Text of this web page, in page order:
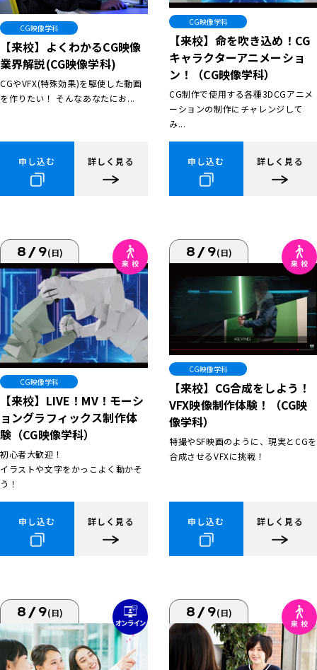
CG映像学科
【来校】よくわかるCG映像
業界解説(CG映像学科)
CGやVFX(特殊効果)を駆使した動画
を作りたい！ そんなあなたにお...
申し込む 詳しく見る
CG映像学科
【来校】命を吹き込め！CG
キャラクターアニメーショ
ン！（CG映像学科）
CG制作で使用する各種3DCGアニメ
ーションの制作にチャレンジして
み...
申し込む 詳しく見る
8/9(日)
CG映像学科
【来校】LIVE！MV！モーシ
ョングラフィックス制作体
験（CG映像学科）
初心者大歓迎！
イラストや文字をかっこよく動かそ
う！
申し込む 詳しく見る
8/9(日)
CG映像学科
【来校】CG合成をしよう！
VFX映像制作体験！（CG映
像学科）
特撮やSF映画のように、現実とCGを
合成させるVFXに挑戦！
申し込む 詳しく見る
8/9(日) 8/9(日)